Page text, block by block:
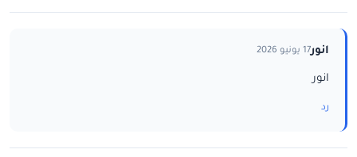
انور17 يونيو 2026
انور
رد